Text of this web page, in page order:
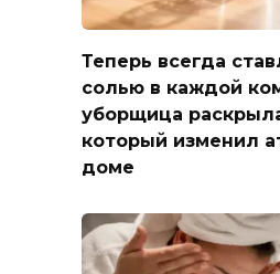
Теперь всегда
солью в каждой
уборщица
который изменил
доме